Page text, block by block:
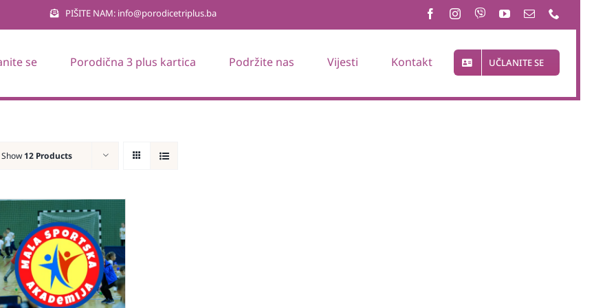
PIŠITE NAM: info@porodicetriplus.ba
se Porodična 3 plus kartica Podržite nas Vijesti Kontakt UČLANITE SE
Show 12 Products